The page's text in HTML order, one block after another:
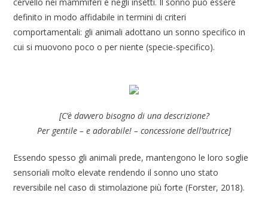
definito in modo affidabile in termini di criteri
comportamentali: gli animali adottano un sonno specifico in
cui si muovono poco o per niente (specie-specifico).
[C’è davvero bisogno di una descrizione?
Per gentile – e adorabile! – concessione dell’autrice]
Essendo spesso gli animali prede, mantengono le loro soglie
sensoriali molto elevate rendendo il sonno uno stato
reversibile nel caso di stimolazione più forte (Forster, 2018).